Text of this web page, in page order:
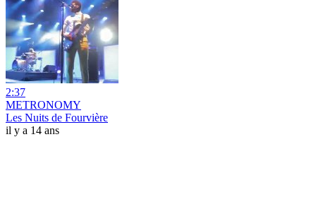
2:37
METRONOMY
Les Nuits de Fourvière
il y a 14 ans